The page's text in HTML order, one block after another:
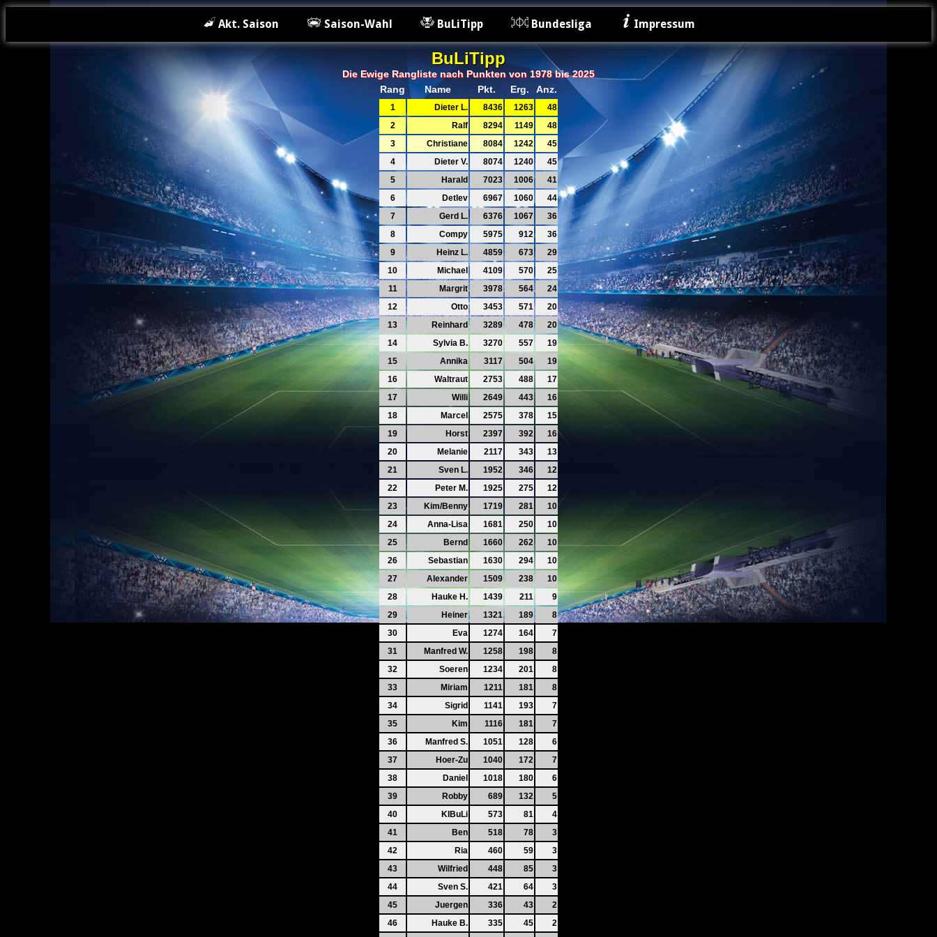
Akt. Saison Saison-Wahl BuLiTipp Bundesliga Impressum
BuLiTipp
Die Ewige Rangliste nach Punkten von 1978 bis 2025
Rang
Name Pkt. Erg. Anz.
1 Dieter L. 8436 1263
48
2
Ralf 8294 1149
48
3
Christiane 8084 1242
45
4
Dieter V. 8074 1240
45
5
Harald 7023 1006
41
6
Detlev 6967 1060
44
7
Gerd L. 6376 1067
36
8
Compy 5975 912
36
9
Heinz L. 4859 673
29
10
Michael 4109 570
25
11
Margrit 3978 564
24
12
Otto 3453 571
20
13
Reinhard 3289 478
20
14
Sylvia B. 3270 557
19
15
Annika 3117 504
19
16
Waltraut 2753 488
17
17
Willi 2649 443
16
18
Marcel 2575 378
15
19
Horst 2397 392
16
20
Melanie 2117 343
13
21
Sven L. 1952 346
12
22
Peter M. 1925 275
12
23
Kim/Benny 1719 281
10
24
Anna-Lisa 1681 250
10
25
Bernd 1660 262
10
26
Sebastian 1630 294
10
27
Alexander 1509 238
10
28
Hauke H. 1439 211
9
29
Heiner 1321 189
8
30
Eva 1274 164
7
31
Manfred W. 1258 198
8
32
Soeren 1234 201
8
33
Miriam 1211 181
8
34
Sigrid 1141 193
7
35
Kim 1116 181
7
36
Manfred S. 1051 128
6
37
Hoer-Zu 1040 172
7
38
Daniel 1018 180
6
39
Robby 689 132
5
40
KIBuLi 573 81
4
41
Ben 518 78
3
42
Ria 460 59
3
43
Wilfried 448 85
3
44
Sven S. 421 64
3
45
Juergen 336 43
2
46
Hauke B. 335 45
2